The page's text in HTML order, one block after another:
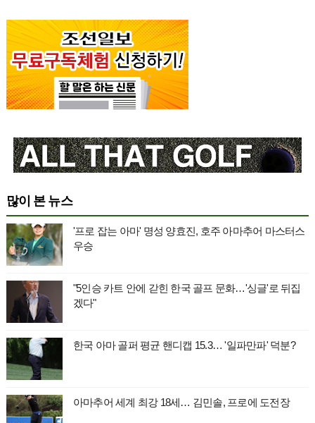
많이 본 뉴스
'프로 잡는 아마' 명성 양효진, 호주 아마추어 마스터스
우승
"5인승 카트 안에 갇힌 한국 골프 문화…'싱글'로 뒤집
겠다"
한국 아마 골퍼 평균 핸디캡 15.3… '일파만파' 덕분?
아마추어 세계 최강 18세… 김민솔, 프로에 도전장